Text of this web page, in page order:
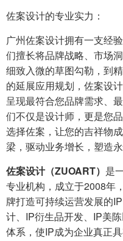
佐案设计的专业实力：
广州佐案设计拥有一支经
们擅长将品牌战略、市场
细致入微的草图勾勒，到
的延展应用规划，佐案设
呈现最符合您品牌需求、
们不仅是设计师，更是您
选择佐案，让您的吉祥物
梁，驱动业务增长，塑造永
佐案设计（ZUOART） 是
专业机构，成立于2008年
牌打造可持续运营发展的
计、IP衍生品开发、IP美
体系，使IP成为企业真正